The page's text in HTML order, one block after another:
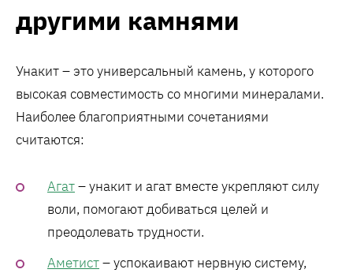
другими камнями
Унакит – это универсальный камень, у которого
высокая совместимость со многими минералами.
Наиболее благоприятными сочетаниями
считаются:
Агат– унакит и агат вместе укрепляют силу
воли, помогают добиваться целей и
преодолевать трудности.
Аметист– успокаивают нервную систему,